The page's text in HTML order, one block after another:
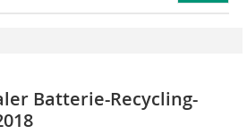
Batterie-Recycling-